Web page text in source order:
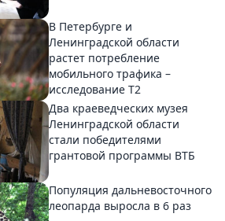
В Петербурге и
Ленинградской области
растет потребление
мобильного трафика –
исследование T2
Два краеведческих музея
Ленинградской области
стали победителями
грантовой программы ВТБ
Популяция дальневосточного
леопарда выросла в 6 раз